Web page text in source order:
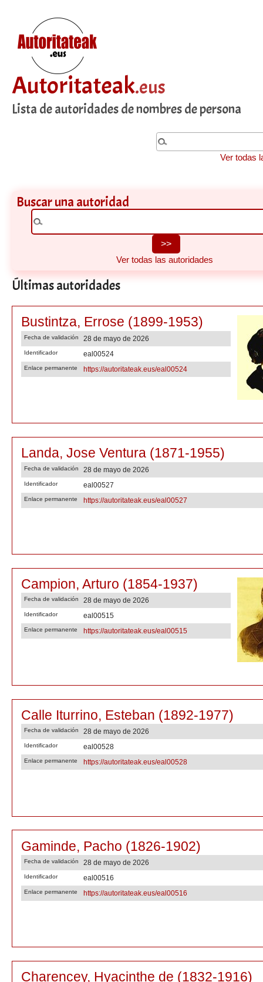
Autoritateak.eus
Lista de autoridades de nombres de persona
Ver todas
Buscar una autoridad
Ver todas las autoridades
Últimas autoridades
Bustintza, Errose (1899-1953)
Fecha de validación 28 de mayo de 2026
Identificador eal00524
Enlace permanente https://autoritateak.eus/eal00524
Landa, Jose Ventura (1871-1955)
Fecha de validación 28 de mayo de 2026
Identificador eal00527
Enlace permanente https://autoritateak.eus/eal00527
Campion, Arturo (1854-1937)
Fecha de validación 28 de mayo de 2026
Identificador eal00515
Enlace permanente https://autoritateak.eus/eal00515
Calle Iturrino, Esteban (1892-1977)
Fecha de validación 28 de mayo de 2026
Identificador eal00528
Enlace permanente https://autoritateak.eus/eal00528
Gaminde, Pacho (1826-1902)
Fecha de validación 28 de mayo de 2026
Identificador eal00516
Enlace permanente https://autoritateak.eus/eal00516
Charencey, Hyacinthe de (1832-1916)